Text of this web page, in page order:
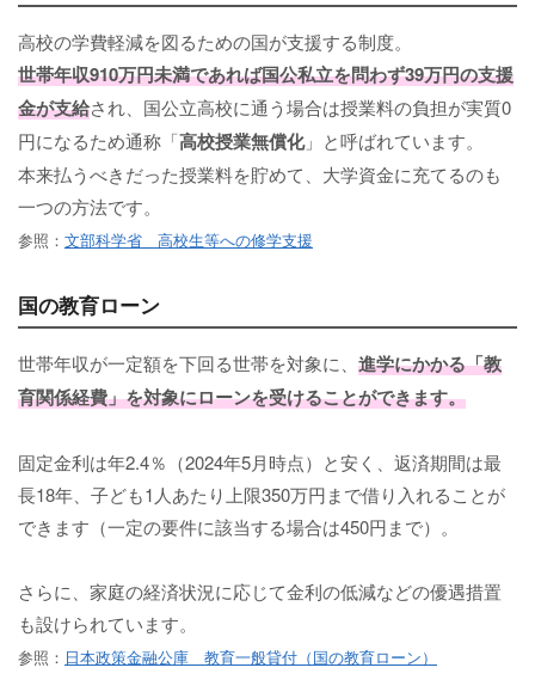
高校の学費軽減を図るための国が支援する制度。
世帯年収910万円未満であれば国公私立を問わず39万円の支援
金が支給され、国公立高校に通う場合は授業料の負担が実質0
円になるため通称「高校授業無償化」と呼ばれています。
本来払うべきだった授業料を貯めて、大学資金に充てるのも
一つの方法です。
参照： 文部科学省 高校生等への修学支援
国の教育ローン
世帯年収が一定額を下回る世帯を対象に、 進学にかかる「教
育関係経費」を対象にローンを受けることができます。
固定金利は年2.4％（2024年5月時点）と安く、返済期間は最
長18年、子ども1人あたり上限350万円まで借り入れることが
できます（一定の要件に該当する場合は450円まで）。
さらに、家庭の経済状況に応じて金利の低減などの優遇措置
も設けられています。
参照： 日本政策金融公庫 教育一般貸付（国の教育ローン）